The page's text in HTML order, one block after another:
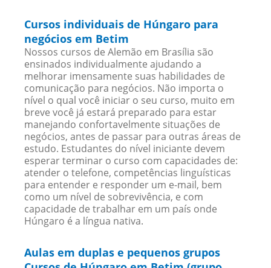
Cursos individuais de Húngaro para
negócios em Betim
Nossos cursos de Alemão em Brasília são
ensinados individualmente ajudando a
melhorar imensamente suas habilidades de
comunicação para negócios. Não importa o
nível o qual você iniciar o seu curso, muito em
breve você já estará preparado para estar
manejando confortavelmente situações de
negócios, antes de passar para outras áreas de
estudo. Estudantes do nível iniciante devem
esperar terminar o curso com capacidades de:
atender o telefone, competências linguísticas
para entender e responder um e-mail, bem
como um nível de sobrevivência, e com
capacidade de trabalhar em um país onde
Húngaro é a língua nativa.
Aulas em duplas e pequenos grupos